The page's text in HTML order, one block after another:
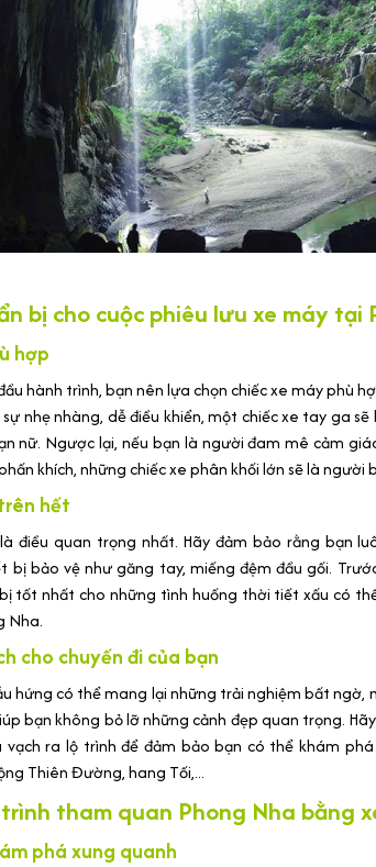
bị cho cuộc phiêu lưu xe máy tại
hợp
hành trình, bạn nên lựa chọn chiếc xe máy phù
nhẹ nhàng, dễ điều khiển, một chiếc xe tay ga
nữ. Ngược lại, nếu bạn là người đam mê cảm
khích, những chiếc xe phân khối lớn sẽ là người
hết
điều quan trọng nhất. Hãy đảm bảo rằng bạn
bị bảo vệ như găng tay, miếng đệm đầu gối.
tốt nhất cho những tình huống thời tiết xấu có
Nha.
cho chuyến đi của bạn
hứng có thể mang lại những trải nghiệm bất ngờ,
bạn không bỏ lỡ những cảnh đẹp quan trọng.
vạch ra lộ trình để đảm bảo bạn có thể khám
Thiên Đường, hang Tối,...
tham quan Phong Nha bằng
phá xung quanh